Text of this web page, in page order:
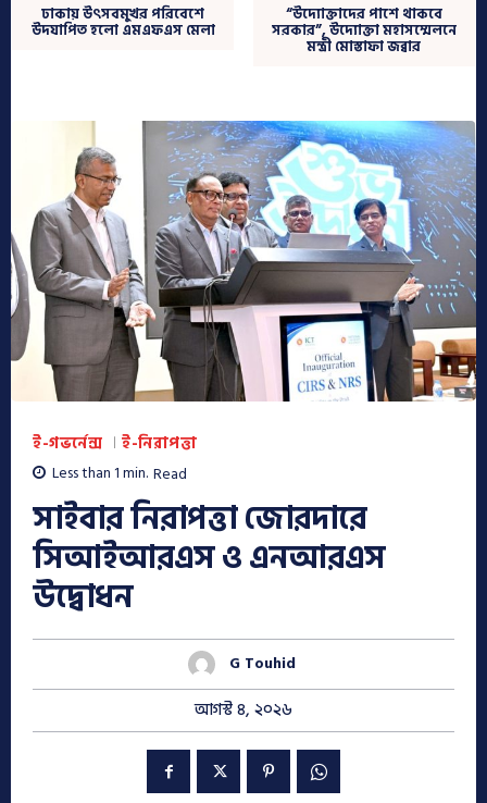
ঢাকায় উৎসবমুখর পরিবেশে
উদযাপিত হলো এমএফএস মেলা
“উদ্যোক্তাদের পাশে থাকবে
সরকার”, উদ্যোক্তা মহাসম্মেলনে
মন্ত্রী মোস্তাফা জব্বার